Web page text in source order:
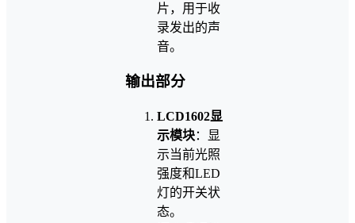
片，用于收
录发出的声
音。
输出部分
LCD1602显
示模块：显
示当前光照
强度和LED
灯的开关状
态。